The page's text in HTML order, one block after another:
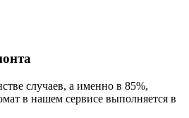
случаев, а именно в 85%,
в нашем сервисе выполняется в